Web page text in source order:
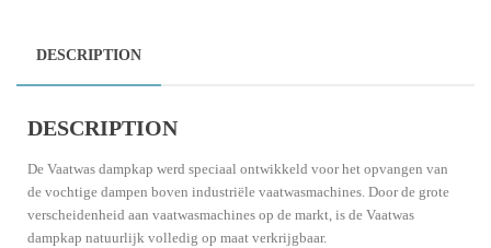
DESCRIPTION
DESCRIPTION
De Vaatwas dampkap werd speciaal ontwikkeld voor het opvangen van
de vochtige dampen boven industriële vaatwasmachines. Door de grote
verscheidenheid aan vaatwasmachines op de markt, is de Vaatwas
dampkap natuurlijk volledig op maat verkrijgbaar.